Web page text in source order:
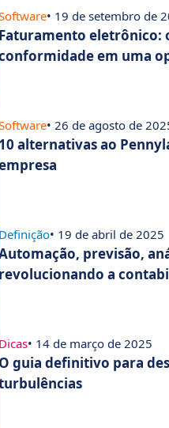
• 19 de setembro de
Faturamento eletrônico:
em uma
• 26 de agosto de
10 alternativas ao
Definição• 19 de abril de 2025
previsão,
revolucionando a
Dicas• 14 de março de 2025
O guia definitivo para